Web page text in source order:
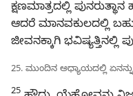
ಕ್ಷಣಮಾತ್ರದಲ್ಲಿ ಪುನರುತ್ಥಾನ
ಆದರೆ ಮಾನವಕುಲದಲ್ಲಿ
ಜೀವನಕ್ಕಾಗಿ ಭವಿಷ್ಯತ್ತಿನಲ್ಲಿ
25. ಮುಂದಿನ ಅಧ್ಯಾಯದಲ್ಲಿ
25